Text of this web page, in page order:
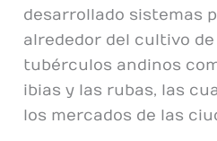
desarrollado sistemas
alrededor del cultivo
tubérculos andinos
ibias y las rubas, las
los mercados de las